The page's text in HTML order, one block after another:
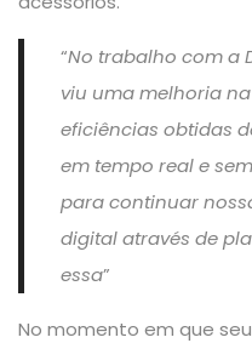
“No trabalho com a
viu uma melhoria
eficiências obtidas
em tempo real e
para continuar
digital através de
essa”
No momento em que